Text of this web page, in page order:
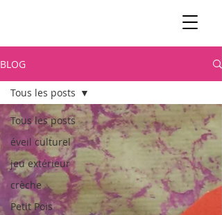
BLOG
Tous les posts
éveil culturel
jeu extérieur
crèche
Petit Pois
Tous les posts